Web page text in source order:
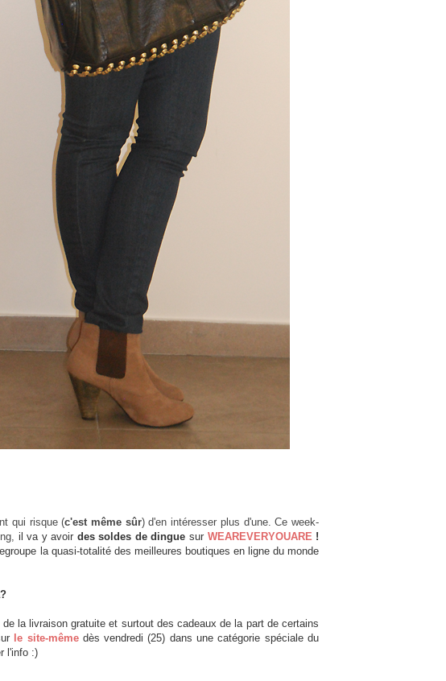
qui risque (c'est même sûr) d'en intéresser plus d'une. Ce week-
il va y avoir des soldes de dingue sur WEAREVERYOUARE!
la quasi-totalité des meilleures boutiques en ligne du monde
la livraison gratuite et surtout des cadeaux de la part de certains
le site-mêmedès vendredi (25) dans une catégorie spéciale du
l'info :)